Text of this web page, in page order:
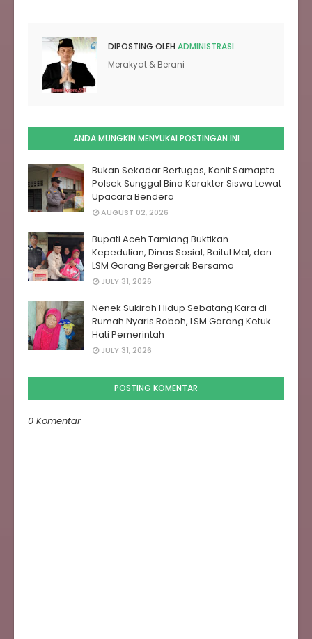
DIPOSTING OLEH ADMINISTRASI
Merakyat & Berani
ANDA MUNGKIN MENYUKAI POSTINGAN INI
Bukan Sekadar Bertugas, Kanit Samapta
Polsek Sunggal Bina Karakter Siswa Lewat
Upacara Bendera
AUGUST 02, 2026
Bupati Aceh Tamiang Buktikan
Kepedulian, Dinas Sosial, Baitul Mal, dan
LSM Garang Bergerak Bersama
JULY 31, 2026
Nenek Sukirah Hidup Sebatang Kara di
Rumah Nyaris Roboh, LSM Garang Ketuk
Hati Pemerintah
JULY 31, 2026
POSTING KOMENTAR
0 Komentar